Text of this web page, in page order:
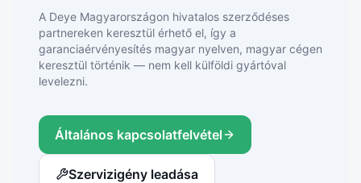
A Deye Magyarországon hivatalos szerződéses
partnereken keresztül érhető el, így a
garanciaérvényesítés magyar nyelven, magyar cégen
keresztül történik — nem kell külföldi gyártóval
levelezni.
Általános kapcsolatfelvétel
Szervizigény leadása